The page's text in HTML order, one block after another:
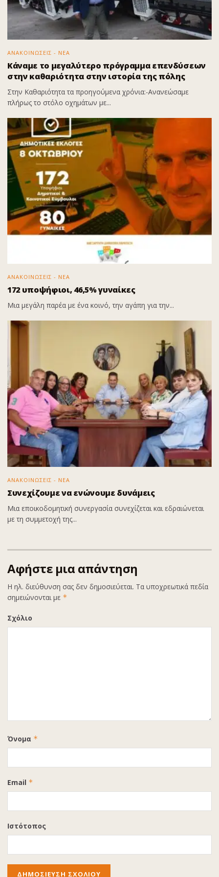
ΑΝΑΚΟΙΝΩΣΕΙΣ - ΝΕΑ
Κάναμε το μεγαλύτερο πρόγραμμα επενδύσεων
στην καθαριότητα στην ιστορία της πόλης
Στην Καθαριότητα τα προηγούμενα χρόνια:-Ανανεώσαμε
πλήρως το στόλο οχημάτων με...
ΑΝΑΚΟΙΝΩΣΕΙΣ - ΝΕΑ
172 υποψήφιοι, 46,5% γυναίκες
Μια μεγάλη παρέα με ένα κοινό, την αγάπη για την...
ΑΝΑΚΟΙΝΩΣΕΙΣ - ΝΕΑ
Συνεχίζουμε να ενώνουμε δυνάμεις
Μια εποικοδομητική συνεργασία συνεχίζεται και εδραιώνεται
με τη συμμετοχή της...
Αφήστε μια απάντηση
Η ηλ. διεύθυνση σας δεν δημοσιεύεται. Τα υποχρεωτικά πεδία
σημειώνονται με *
Σχόλιο
Όνομα *
Email *
Ιστότοπος